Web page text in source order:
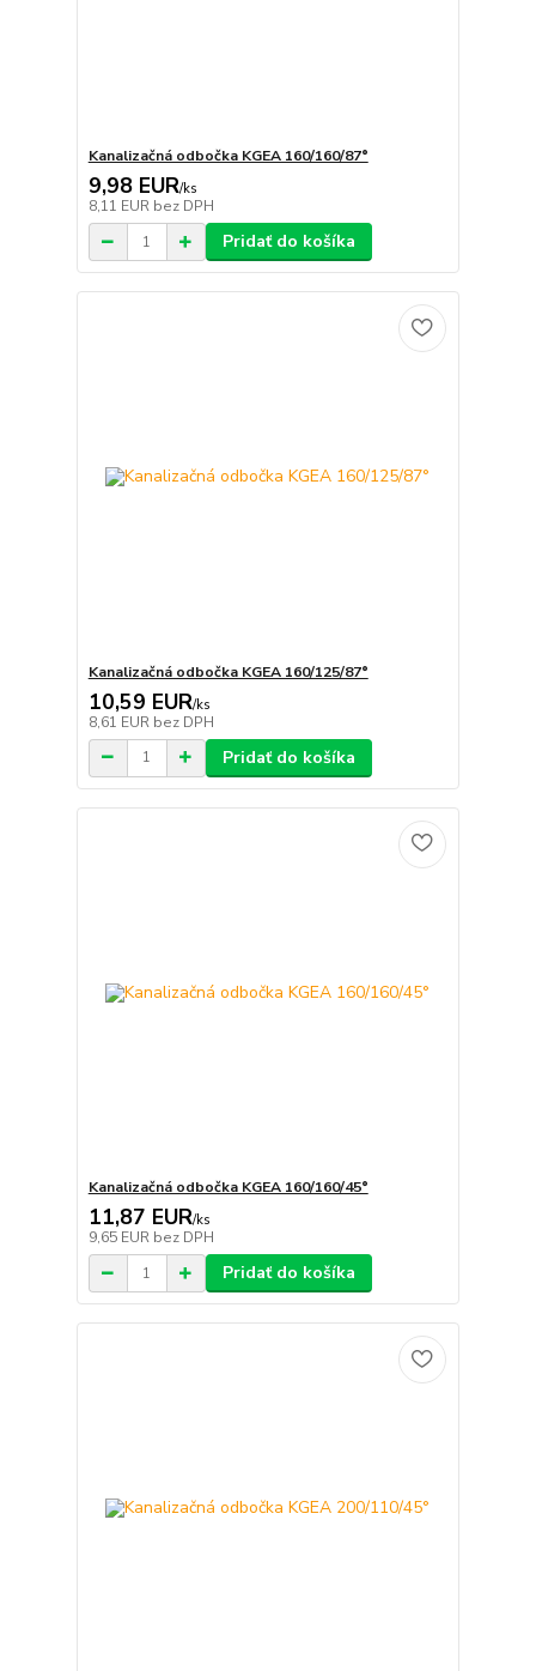
Kanalizačná odbočka KGEA 160/160/87°
9,98 EUR/ks
8,11 EUR bez DPH
Pridať do košíka
Kanalizačná odbočka KGEA 160/125/87°
10,59 EUR/ks
8,61 EUR bez DPH
Pridať do košíka
Kanalizačná odbočka KGEA 160/160/45°
11,87 EUR/ks
9,65 EUR bez DPH
Pridať do košíka